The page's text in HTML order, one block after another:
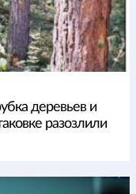
деревьев и
разозлили